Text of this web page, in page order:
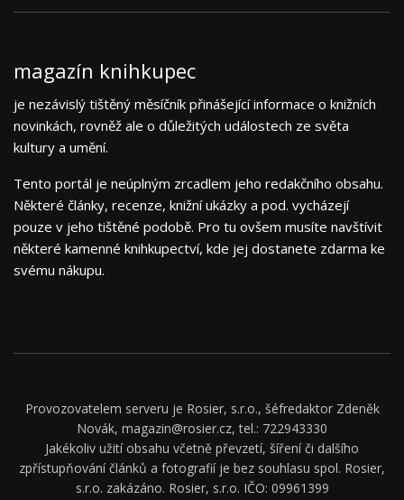
magazín knihkupec
je nezávislý tištěný měsíčník přinášející informace o knižních
novinkách, rovněž ale o důležitých událostech ze světa
kultury a umění.
Tento portál je neúplným zrcadlem jeho redakčního obsahu.
Některé články, recenze, knižní ukázky a pod. vycházejí
pouze v jeho tištěné podobě. Pro tu ovšem musíte navštívit
některé kamenné knihkupectví, kde jej dostanete zdarma ke
svému nákupu.
Provozovatelem serveru je Rosier, s.r.o., šéfredaktor Zdeněk
Novák, magazin@rosier.cz, tel.: 722943330
Jakékoliv užití obsahu včetně převzetí, šíření či dalšího
zpřístupňování článků a fotografií je bez souhlasu spol. Rosier,
s.r.o. zakázáno. Rosier, s.r.o. IČO: 09961399